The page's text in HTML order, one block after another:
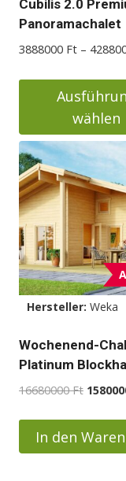
Cubilis 2.0
Panoramachalet
3888000 Ft –
wählen
Dieses
Produkt
weist
mehrere
Varianten
auf.
Die
Optionen
können
auf
der
gewählt
werden
Hersteller: Weka
Wochenend-
Platinum
16680000Ft
war:
In den